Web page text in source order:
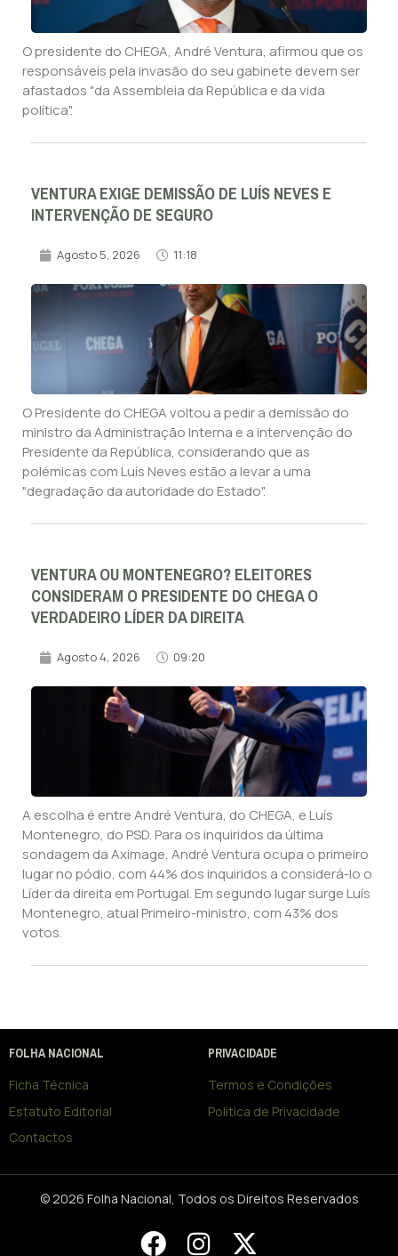
O presidente do CHEGA, André Ventura, afirmou que os
responsáveis pela invasão do seu gabinete devem ser
afastados "da Assembleia da República e da vida
política".
VENTURA EXIGE DEMISSÃO DE LUÍS NEVES E
INTERVENÇÃO DE SEGURO
Agosto 5, 2026 11:18
O Presidente do CHEGA voltou a pedir a demissão do
ministro da Administração Interna e a intervenção do
Presidente da República, considerando que as
polémicas com Luís Neves estão a levar a uma
"degradação da autoridade do Estado".
VENTURA OU MONTENEGRO? ELEITORES
CONSIDERAM O PRESIDENTE DO CHEGA O
VERDADEIRO LÍDER DA DIREITA
Agosto 4, 2026 09:20
A escolha é entre André Ventura, do CHEGA, e Luís
Montenegro, do PSD. Para os inquiridos da última
sondagem da Aximage, André Ventura ocupa o primeiro
lugar no pódio, com 44% dos inquiridos a considerá-lo o
Líder da direita em Portugal. Em segundo lugar surge Luís
Montenegro, atual Primeiro-ministro, com 43% dos
votos.
FOLHA NACIONAL
Ficha Técnica
Estatuto Editorial
Contactos
PRIVACIDADE
Termos e Condições
Política de Privacidade
© 2026 Folha Nacional, Todos os Direitos Reservados